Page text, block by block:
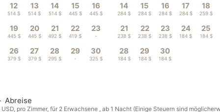
12
514 $
13
514 $
14
514 $
15
445 $
16
445 $
19
445 $
20
445 $
21
492 $
22
419 $
23
-
26
379 $
27
379 $
28
295 $
29
-
30
325 $
14
284 $
15
284 $
16
284 $
17
284 $
18
259 $
21
238 $
22
238 $
23
238 $
24
184 $
25
184 $
28
184 $
29
184 $
30
184 $
Abreise
pro Zimmer, für 2 Erwachsene , ab 1 Nacht (Einige Steuern sind